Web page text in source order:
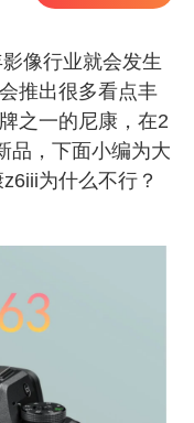
像行业就会发生
推出很多看点丰
之一的尼康，在2
品，下面小编为大
为什么不行？